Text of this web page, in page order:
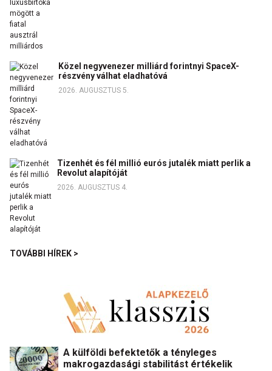
Közel negyvenezer milliárd forintnyi SpaceX-
részvény válhat eladhatóvá
2026. AUGUSZTUS 5.
Tizenhét és fél millió eurós jutalék miatt perlik a
Revolut alapítóját
2026. AUGUSZTUS 4.
TOVÁBBI HÍREK >
A külföldi befektetők a tényleges
makrogazdasági stabilitást értékelik